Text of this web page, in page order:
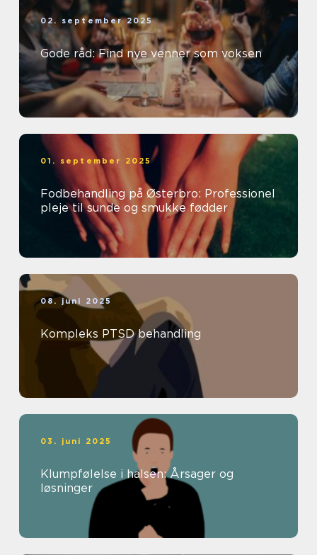
02. september 2025
Gode råd: Find nye venner som voksen
01. september 2025
Fodbehandling på Østerbro: Professionel
pleje til sunde og smukke fødder
08. juni 2025
Kompleks PTSD behandling
03. juni 2025
Klumpfølelse i halsen: Årsager og
løsninger